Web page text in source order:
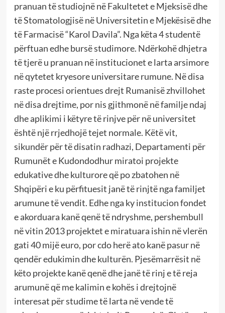
pranuan të studiojnë në Fakultetet e Mjeksisë dhe
të Stomatologjisë në Universitetin e Mjekësisë dhe
të Farmacisë “Karol Davila”. Nga këta 4 studentë
përftuan edhe bursë studimore. Ndërkohë dhjetra
të tjerë u pranuan në institucionet e larta arsimore
në qytetet kryesore universitare rumune. Në disa
raste procesi orientues drejt Rumanisë zhvillohet
në disa drejtime, por nis gjithmonë në familje ndaj
dhe aplikimi i këtyre të rinjve për në universitet
është një rrjedhojë tejet normale. Këtë vit,
sikundër për të disatin radhazi, Departamenti për
Rumunët e Kudondodhur miratoi projekte
edukative dhe kulturore që po zbatohen në
Shqipëri e ku përfituesit janë të rinjtë nga familjet
arumune të vendit. Edhe nga ky institucion fondet
e akorduara kanë qenë të ndryshme, pershembull
në vitin 2013 projektet e miratuara ishin në vlerën
gati 40 mijë euro, por cdo herë ato kanë pasur në
qendër edukimin dhe kulturën. Pjesëmarrësit në
këto projekte kanë qenë dhe janë të rinj e të reja
arumunë që me kalimin e kohës i drejtojnë
interesat për studime të larta në vende të